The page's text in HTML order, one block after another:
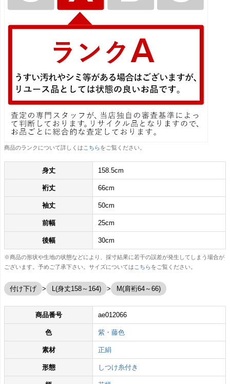
商品のランクについて詳しくは こちらをご覧ください。
身丈 158.5cm
裄丈 66cm
袖丈 50cm
前幅 25cm
後幅 30cm
※商品の形状や生地の状態などにより、採寸結果に若干の誤差が発生してしまう場合が
ございます。予めご了承下さい。サイズについては こちらをご覧ください。
付け下げ L(身丈158～164) M(肩裄64～66)
商品番号 ae012066
色 紫・藤色
素材 正絹
形態 しつけ糸付き